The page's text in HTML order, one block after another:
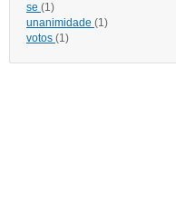
se (1)
unanimidade (1)
votos (1)